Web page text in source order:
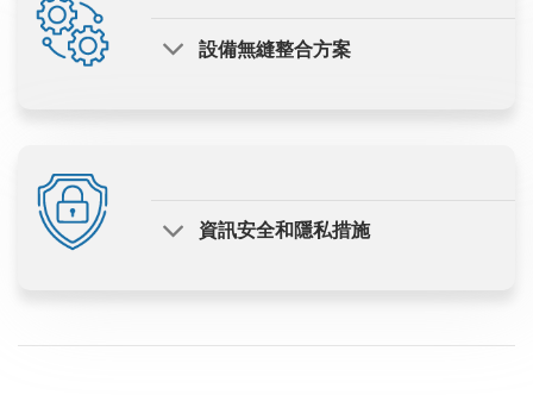
設備無縫整合方案
資訊安全和隱私措施